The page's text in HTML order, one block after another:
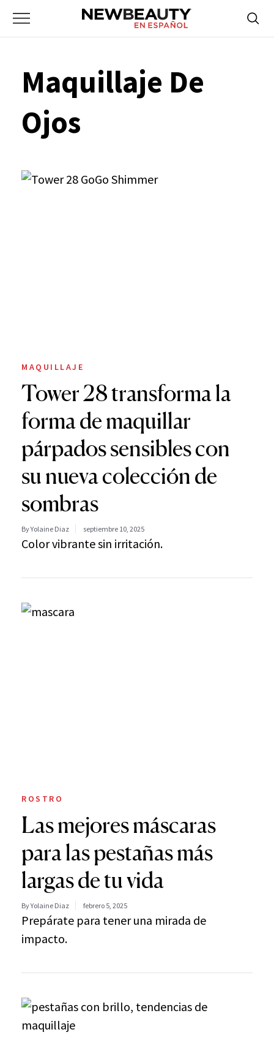
Primary
NewBeauty
for:
Maquillaje De
Ojos
MAQUILLAJE
Tower 28 transforma la
forma de maquillar
párpados sensibles con
su nueva colección de
sombras
By Yolaine Diaz septiembre 10, 2025
Color vibrante sin irritación.
ROSTRO
Las mejores máscaras
para las pestañas más
largas de tu vida
By Yolaine Diaz febrero 5, 2025
Prepárate para tener una mirada de
impacto.